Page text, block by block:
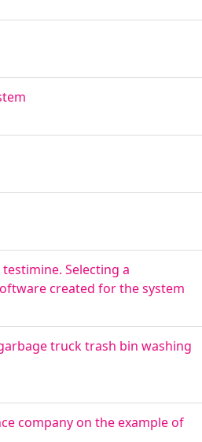
Selecting a
created for the system
truck trash bin washing
company on the example of